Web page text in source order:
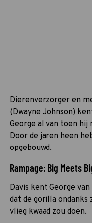
Dierenverzorger en
(Dwayne Johnson)
George al van toen hij
Door de jaren heen
opgebouwd.
Rampage: Big Meets
Davis kent George
dat de gorilla
vlieg kwaad zou doen.